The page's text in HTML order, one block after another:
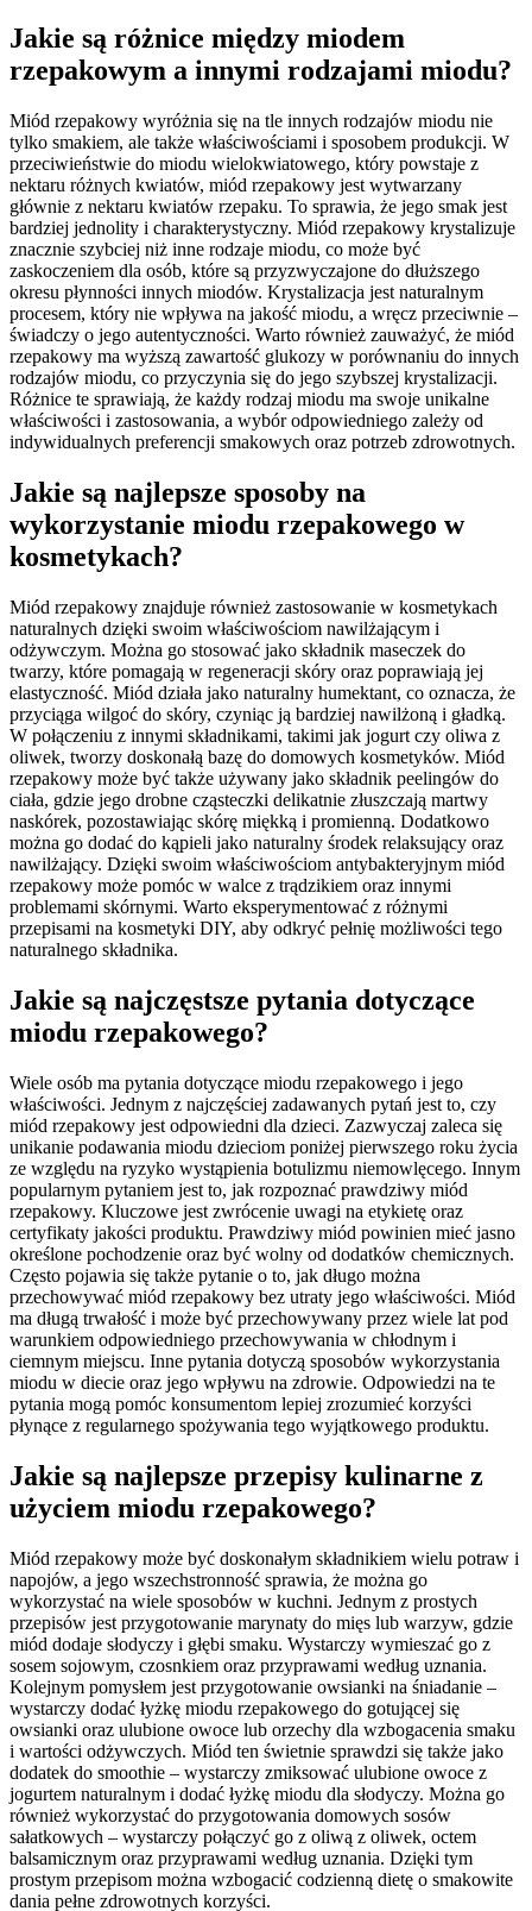
Jakie są różnice między miodem
rzepakowym a innymi rodzajami miodu?
Miód rzepakowy wyróżnia się na tle innych rodzajów miodu nie
tylko smakiem, ale także właściwościami i sposobem produkcji. W
przeciwieństwie do miodu wielokwiatowego, który powstaje z
nektaru różnych kwiatów, miód rzepakowy jest wytwarzany
głównie z nektaru kwiatów rzepaku. To sprawia, że jego smak jest
bardziej jednolity i charakterystyczny. Miód rzepakowy krystalizuje
znacznie szybciej niż inne rodzaje miodu, co może być
zaskoczeniem dla osób, które są przyzwyczajone do dłuższego
okresu płynności innych miodów. Krystalizacja jest naturalnym
procesem, który nie wpływa na jakość miodu, a wręcz przeciwnie –
świadczy o jego autentyczności. Warto również zauważyć, że miód
rzepakowy ma wyższą zawartość glukozy w porównaniu do innych
rodzajów miodu, co przyczynia się do jego szybszej krystalizacji.
Różnice te sprawiają, że każdy rodzaj miodu ma swoje unikalne
właściwości i zastosowania, a wybór odpowiedniego zależy od
indywidualnych preferencji smakowych oraz potrzeb zdrowotnych.
Jakie są najlepsze sposoby na
wykorzystanie miodu rzepakowego w
kosmetykach?
Miód rzepakowy znajduje również zastosowanie w kosmetykach
naturalnych dzięki swoim właściwościom nawilżającym i
odżywczym. Można go stosować jako składnik maseczek do
twarzy, które pomagają w regeneracji skóry oraz poprawiają jej
elastyczność. Miód działa jako naturalny humektant, co oznacza, że
przyciąga wilgoć do skóry, czyniąc ją bardziej nawilżoną i gładką.
W połączeniu z innymi składnikami, takimi jak jogurt czy oliwa z
oliwek, tworzy doskonałą bazę do domowych kosmetyków. Miód
rzepakowy może być także używany jako składnik peelingów do
ciała, gdzie jego drobne cząsteczki delikatnie złuszczają martwy
naskórek, pozostawiając skórę miękką i promienną. Dodatkowo
można go dodać do kąpieli jako naturalny środek relaksujący oraz
nawilżający. Dzięki swoim właściwościom antybakteryjnym miód
rzepakowy może pomóc w walce z trądzikiem oraz innymi
problemami skórnymi. Warto eksperymentować z różnymi
przepisami na kosmetyki DIY, aby odkryć pełnię możliwości tego
naturalnego składnika.
Jakie są najczęstsze pytania dotyczące
miodu rzepakowego?
Wiele osób ma pytania dotyczące miodu rzepakowego i jego
właściwości. Jednym z najczęściej zadawanych pytań jest to, czy
miód rzepakowy jest odpowiedni dla dzieci. Zazwyczaj zaleca się
unikanie podawania miodu dzieciom poniżej pierwszego roku życia
ze względu na ryzyko wystąpienia botulizmu niemowlęcego. Innym
popularnym pytaniem jest to, jak rozpoznać prawdziwy miód
rzepakowy. Kluczowe jest zwrócenie uwagi na etykietę oraz
certyfikaty jakości produktu. Prawdziwy miód powinien mieć jasno
określone pochodzenie oraz być wolny od dodatków chemicznych.
Często pojawia się także pytanie o to, jak długo można
przechowywać miód rzepakowy bez utraty jego właściwości. Miód
ma długą trwałość i może być przechowywany przez wiele lat pod
warunkiem odpowiedniego przechowywania w chłodnym i
ciemnym miejscu. Inne pytania dotyczą sposobów wykorzystania
miodu w diecie oraz jego wpływu na zdrowie. Odpowiedzi na te
pytania mogą pomóc konsumentom lepiej zrozumieć korzyści
płynące z regularnego spożywania tego wyjątkowego produktu.
Jakie są najlepsze przepisy kulinarne z
użyciem miodu rzepakowego?
Miód rzepakowy może być doskonałym składnikiem wielu potraw i
napojów, a jego wszechstronność sprawia, że można go
wykorzystać na wiele sposobów w kuchni. Jednym z prostych
przepisów jest przygotowanie marynaty do mięs lub warzyw, gdzie
miód dodaje słodyczy i głębi smaku. Wystarczy wymieszać go z
sosem sojowym, czosnkiem oraz przyprawami według uznania.
Kolejnym pomysłem jest przygotowanie owsianki na śniadanie –
wystarczy dodać łyżkę miodu rzepakowego do gotującej się
owsianki oraz ulubione owoce lub orzechy dla wzbogacenia smaku
i wartości odżywczych. Miód ten świetnie sprawdzi się także jako
dodatek do smoothie – wystarczy zmiksować ulubione owoce z
jogurtem naturalnym i dodać łyżkę miodu dla słodyczy. Można go
również wykorzystać do przygotowania domowych sosów
sałatkowych – wystarczy połączyć go z oliwą z oliwek, octem
balsamicznym oraz przyprawami według uznania. Dzięki tym
prostym przepisom można wzbogacić codzienną dietę o smakowite
dania pełne zdrowotnych korzyści.